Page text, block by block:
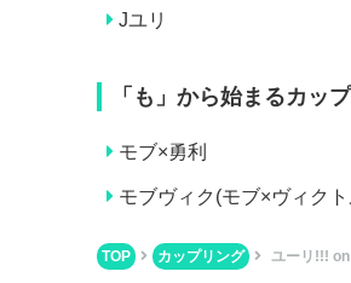
Jユリ
「も」から始まるカッ
モブ×勇利
モブヴィク(モブ×ヴィク
TOP カップリング ユーリ!!!